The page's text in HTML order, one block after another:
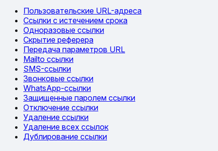
Пользовательские URL-адреса
Ссылки с истечением срока
Одноразовые ссылки
Скрытие реферера
Передача параметров URL
Mailto ссылки
SMS-ссылки
Звонковые ссылки
WhatsApp-ссылки
Защищенные паролем ссылки
Отключение ссылки
Удаление ссылки
Удаление всех ссылок
Дублирование ссылки